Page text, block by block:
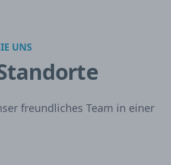
UNS
freundliches Team in einer